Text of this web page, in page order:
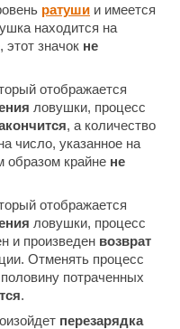
ратуши и имеется
находится на
значок не
отображается
ловушки, процесс
, а количество
число, указанное на
образом крайне не
отображается
ловушки, процесс
и произведен возврат
Отменять процесс
потраченных
.
перезарядка